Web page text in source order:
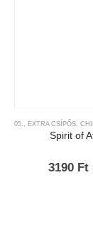
05., EXTRA CSÍPŐS
Spirit of
3190 Ft